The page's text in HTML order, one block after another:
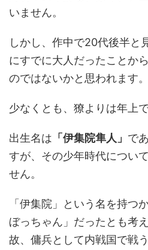
いません。
しかし、作中で20代後半と
にすでに大人だったことから
のではないかと思われます。
少なくとも、獠よりは年上で
出生名は 「伊集院隼人」 で
すが、その少年時代につい
せん。
「伊集院」という名を持つ
ぼっちゃん」だったとも考
故、傭兵として内戦国で戦